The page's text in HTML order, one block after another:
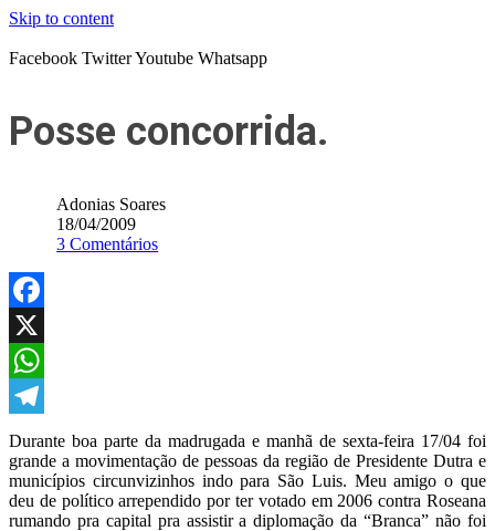
Skip to content
Facebook TwitterYoutube Whatsapp
Posse concorrida.
Adonias Soares
18/04/2009
3 Comentários
Facebook
X
WhatsApp
Telegram
Durante boa parte da madrugada e manhã de sexta-feira 17/04 foi
grande a movimentação de pessoas da região de Presidente Dutra e
municípios circunvizinhos indo para São Luis. Meu amigo o que
deu de político arrependido por ter votado em 2006 contra Roseana
rumando pra capital pra assistir a diplomação da “Branca” não foi